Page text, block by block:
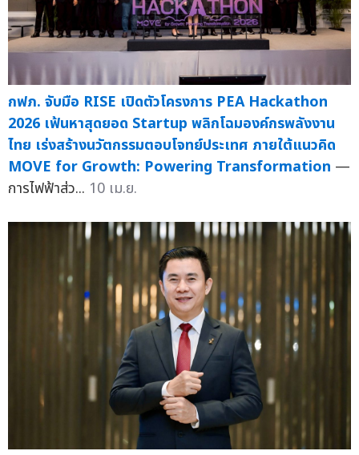
กฟภ. จับมือ RISE เปิดตัวโครงการ PEA Hackathon
2026 เฟ้นหาสุดยอด Startup พลิกโฉมองค์กรพลังงาน
ไทย เร่งสร้างนวัตกรรมตอบโจทย์ประเทศ ภายใต้แนวคิด
MOVE for Growth: Powering Transformation —
การไฟฟ้าส่ว... 10 เม.ย.